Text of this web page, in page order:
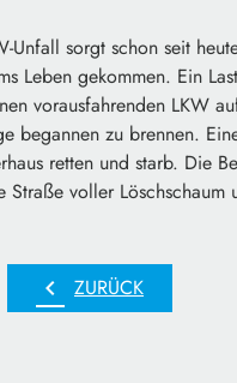
Unfall sorgt schon seit
Leben gekommen. Ein
vorausfahrenden LKW
begannen zu brennen.
retten und starb. Die
voller Löschschaum
chevron_left ZURÜCK